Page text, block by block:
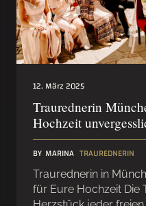
12. März 2025
Traurednerin
Hochzeit
BY MARINA TRAUREDNERIN
Traurednerin in
für Eure Hochzeit Die